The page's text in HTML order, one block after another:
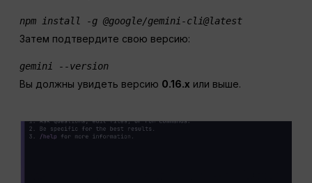
npm install -g @google/gemini-cli@latest
Затем подтвердите свою версию:
gemini --version
Вы должны увидеть версию 0.16.x или выше.